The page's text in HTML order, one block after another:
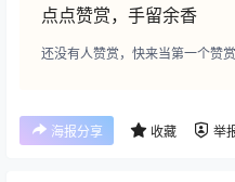
点点赞赏，手留余香
还没有人赞赏，快来当第一个赞赏
海报分享 收藏 举